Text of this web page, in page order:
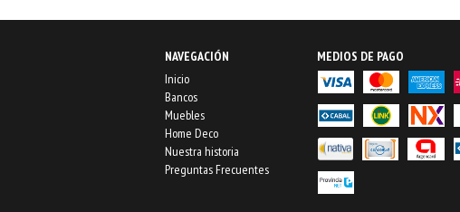
NAVEGACIÓN
Inicio
Bancos
Muebles
Home Deco
Nuestra historia
Preguntas Frecuentes
MEDIOS DE PAGO